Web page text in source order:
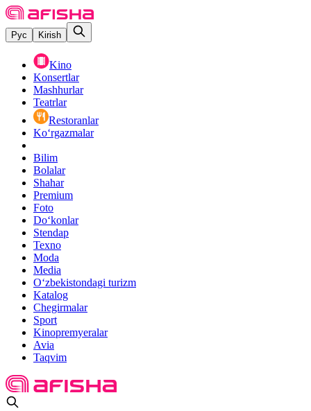
Рус Kirish
Kino
Konsertlar
Mashhurlar
Teatrlar
Restoranlar
Ko‘rgazmalar
Bilim
Bolalar
Shahar
Premium
Foto
Do‘konlar
Stendap
Texno
Moda
Media
O‘zbekistondagi turizm
Katalog
Chegirmalar
Sport
Kinopremyeralar
Avia
Taqvim